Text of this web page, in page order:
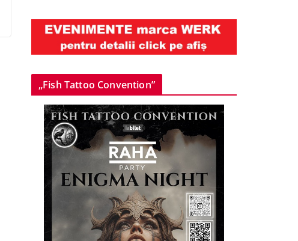
„Fish Tattoo Convention”